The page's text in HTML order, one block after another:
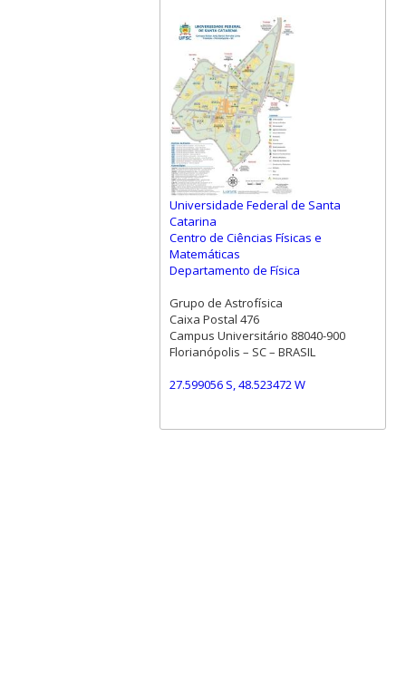
Universidade Federal de Santa
Catarina
Centro de Ciências Físicas e
Matemáticas
Departamento de Física
Grupo de Astrofísica
Caixa Postal 476
Campus Universitário 88040-900
Florianópolis – SC – BRASIL
27.599056 S, 48.523472 W